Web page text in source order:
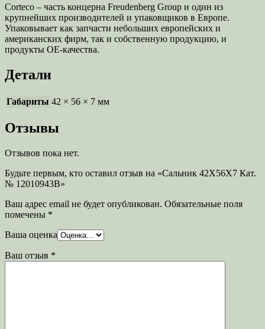
Corteco – часть концерна Freudenberg Group и один из
крупнейших производителей и упаковщиков в Европе.
Упаковывает как запчасти небольших европейских и
американских фирм, так и собственную продукцию, и
продукты OE-качества.
Детали
Габариты 42 × 56 × 7 мм
Отзывы
Отзывов пока нет.
Будьте первым, кто оставил отзыв на «Сальник 42X56X7 Кат.
№ 12010943B»
Ваш адрес email не будет опубликован. Обязательные поля
помечены *
Ваша оценка
Ваш отзыв *